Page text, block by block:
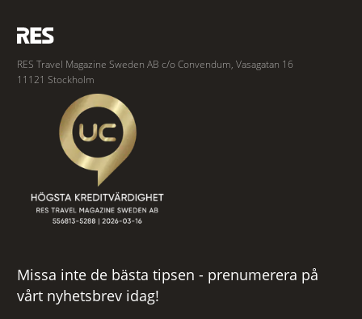
RES Travel Magazine Sweden AB c/o Convendum, Vasagatan 16
11121 Stockholm
Missa inte de bästa tipsen - prenumerera på
vårt nyhetsbrev idag!